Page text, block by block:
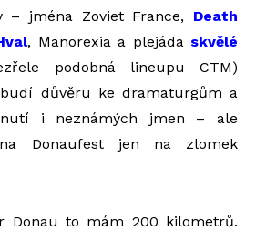
– jména Zoviet France, Death
, Manorexia a plejáda skvělé
podobná lineupu CTM)
důvěru ke dramaturgům a
i neznámých jmen – ale
Donaufest jen na zlomek
Donau to mám 200 kilometrů.